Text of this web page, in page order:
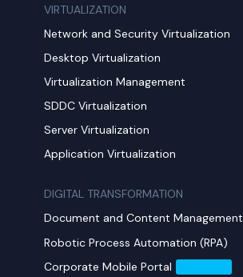
VIRTUALIZATION
Network and Security Virtualization
Desktop Virtualization
Virtualization Management
SDDC Virtualization
Server Virtualization
Application Virtualization
DIGITAL TRANSFORMATION
Document and Content Management
Robotic Process Automation (RPA)
Corporate Mobile Portal